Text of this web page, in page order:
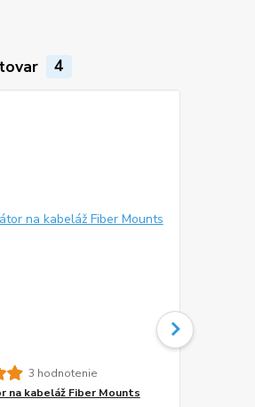
4
3 hodnotenie
na kabeláž Fiber Mounts